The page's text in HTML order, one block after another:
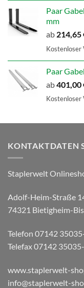
Paar
mm
ab 214,65
Kostenloser
Paar
ab401,00
Kostenloser
KONTAKTDATEN
Staplerwelt
Adolf-Heim-Straße
74321 Bietigheim-
Telefon 07142
Telefax 07142
www.staplerwelt-
info@staplerwelt-